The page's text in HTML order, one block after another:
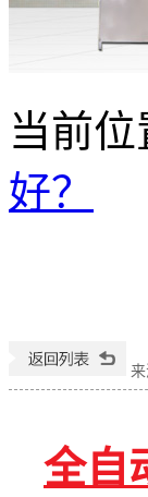
当前位
好？
来
全自